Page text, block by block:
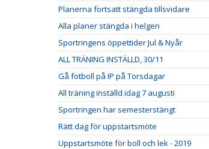
Planerna fortsatt stängda tillsvidare
Alla planer stängda i helgen
Sportringens öppettider Jul & Nyår
ALL TRÄNING INSTÄLLD, 30/11
Gå fotboll på IP på Torsdagar
All träning inställd idag 7 augusti
Sportringen har semesterstängt
Rätt dag för uppstartsmöte
Uppstartsmöte för boll och lek - 2019